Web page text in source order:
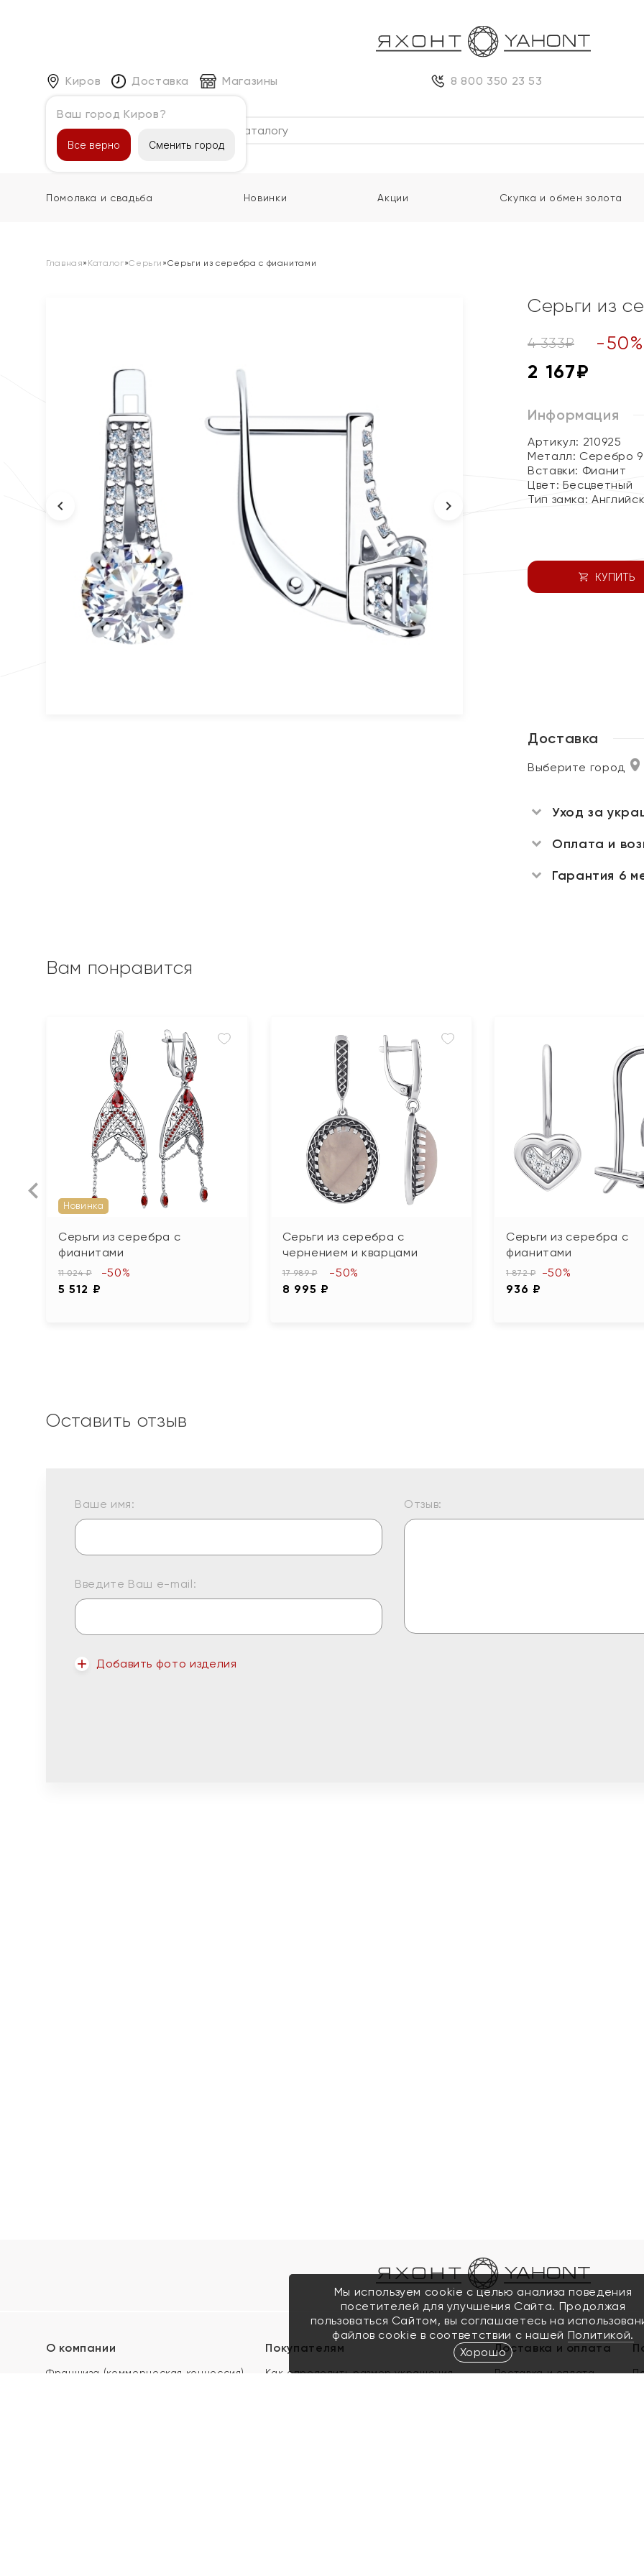
Киров
Ваш город Киров?
Все верно Сменить город
Доставка Магазины 8 800 350 23 53
Каталог
Помолвка и свадьба Новинки Акции Скупка и обмен золота
Главная» Каталог»Серьги »Серьги из серебра с фианитами
Серьги из
4 333₽ -50%
2 167₽
Информация
Артикул: 210925
Металл: Серебро
Вставки: Фианит
Цвет: Бесцветный
Тип замка:
КУПИТЬ
Доставка
Выберите город
Уход за
Оплата и
Гарантия 6
Вам понравится
Новинка
Серьги из серебра с
фианитами
11 024 ₽
5 512 ₽
-50%
Серьги из серебра с
чернением и кварцами
17 989 ₽
8 995 ₽
-50%
Серьги из серебра с
фианитами
1 872 ₽
936 ₽
-50%
Оставить отзыв
Ваше имя:
Введите Ваш e-mail:
Добавить фото изделия
Отзыв:
О компании
Франшиза (коммерческая концессия)
Покупателям
Как определить размер украшения
Доставка и оплата
Доставка и оплата
Мы используем cookie с целью анализа поведения
посетителей для улучшения Сайта. Продолжая
пользоваться Сайтом, вы соглашаетесь на
файлов cookie в соответствии с нашей Политикой.
Хорошо